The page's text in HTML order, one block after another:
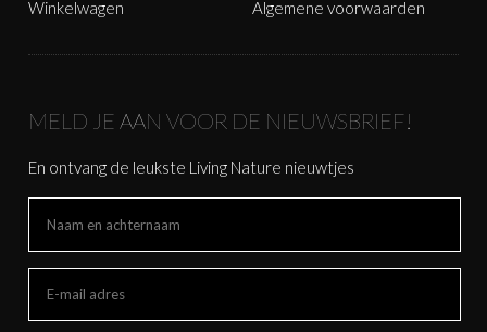
Winkelwagen
Algemene voorwaarden
MELD JE AAN VOOR DE NIEUWSBRIEF!
En ontvang de leukste Living Nature nieuwtjes